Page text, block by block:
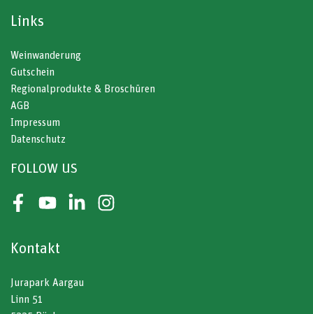
Links
Weinwanderung
Gutschein
Regionalprodukte & Broschüren
AGB
Impressum
Datenschutz
FOLLOW US
FacebookYoutubeLinkedInInstagram
Kontakt
Jurapark Aargau
Linn 51